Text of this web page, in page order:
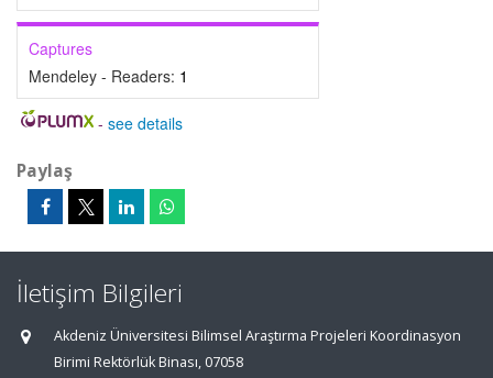
Captures
Mendeley - Readers: 1
- see details
Paylaş
İletişim Bilgileri
Akdeniz Üniversitesi Bilimsel Araştırma Projeleri Koordinasyon
Birimi Rektörlük Binası, 07058